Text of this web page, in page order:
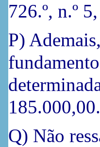
726.º, n.º
P)
185.000,00.
Q) Não